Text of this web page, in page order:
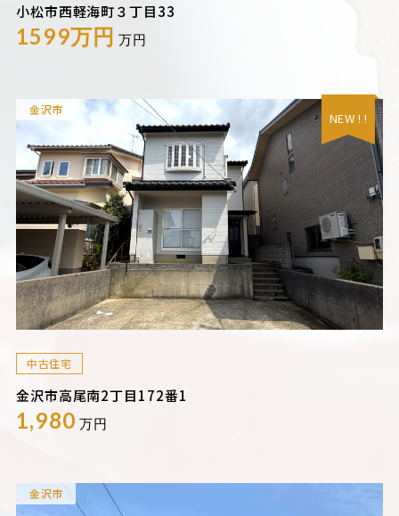
小松市西軽海町３丁目33
1599万円 万円
金沢市
NEW ! !
中古住宅
金沢市高尾南2丁目172番1
1,980 万円
金沢市